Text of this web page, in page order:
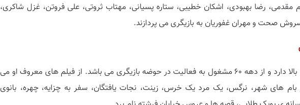
مقدمی، رضا بهبودی، اشکان خطیبی، ستاره پسیانی، مهتاب ثروتی، علی فروتن، غزل شاکری،
صحت و مهران غفوریان به بازیگری می پردازند.
عاطفه رضوی کارنامه ای بلند بالا دارد و از دهه ۶۰ مشغول به فعالیت در حوضه بازیگری می باشد. از فیلم های معروف او می
های شهر، نرگس، یک مرد یک خرس، زینت، نجات یافتگان، سفر به چزایه، چهره، بانوی